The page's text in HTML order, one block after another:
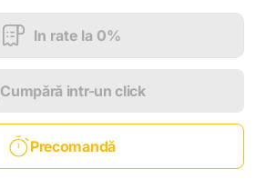
In rate la 0%
Cumpără intr-un click
Precomandă